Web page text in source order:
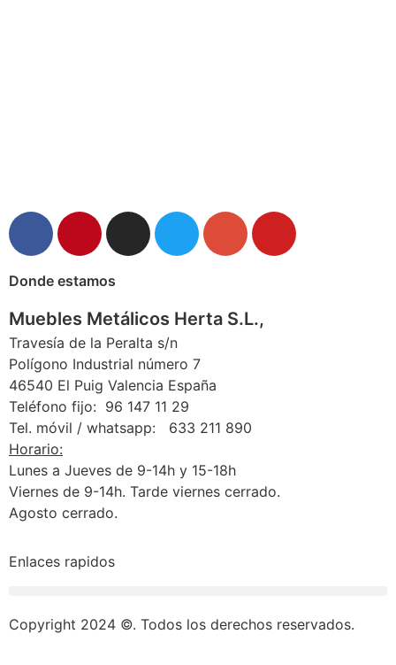
Donde estamos
Muebles Metálicos Herta S.L.,
Travesía de la Peralta s/n
Polígono Industrial número 7
46540 El Puig Valencia España
Teléfono fijo: 96 147 11 29
Tel. móvil / whatsapp: 633 211 890
Horario:
Lunes a Jueves de 9-14h y 15-18h
Viernes de 9-14h. Tarde viernes cerrado.
Agosto cerrado.
Enlaces rapidos
Copyright 2024 ©. Todos los derechos reservados.